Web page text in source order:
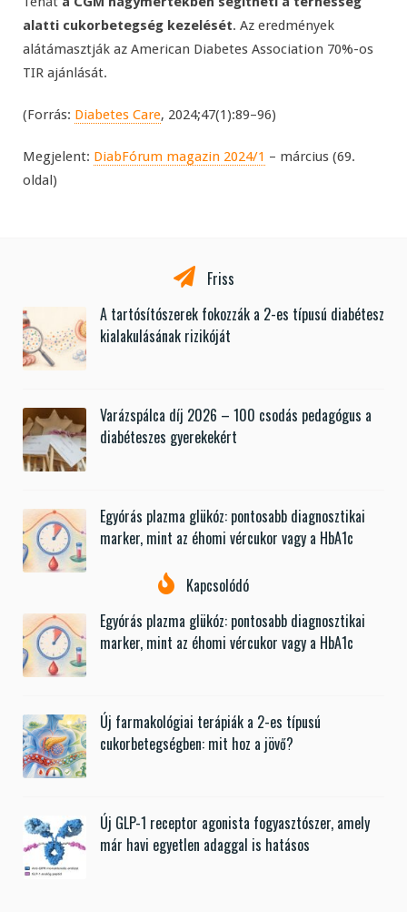
alatti cukorbetegség kezelését. Az eredmények
alátámasztják az American Diabetes Association 70%-os
TIR ajánlását.
(Forrás: Diabetes Care, 2024;47(1):89–96)
Megjelent: DiabFórum magazin 2024/1 – március (69.
oldal)
Friss
A tartósítószerek fokozzák a 2-es típusú diabétesz
kialakulásának rizikóját
Varázspálca díj 2026 – 100 csodás pedagógus a
diabéteszes gyerekekért
Egyórás plazma glükóz: pontosabb diagnosztikai
marker, mint az éhomi vércukor vagy a HbA1c
Kapcsolódó
Egyórás plazma glükóz: pontosabb diagnosztikai
marker, mint az éhomi vércukor vagy a HbA1c
Új farmakológiai terápiák a 2-es típusú
cukorbetegségben: mit hoz a jövő?
Új GLP-1 receptor agonista fogyasztószer, amely
már havi egyetlen adaggal is hatásos